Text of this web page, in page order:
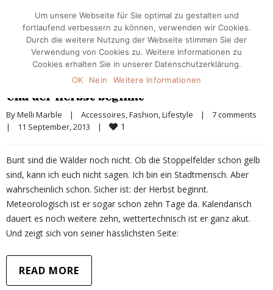
Und der Herbst beginnt
By Melli Marble | Accessoires, Fashion, Lifestyle |
7 comments
|
11 September, 2013 | 1
Bunt sind die Wälder noch nicht. Ob die Stoppelfelder schon gelb
sind, kann ich euch nicht sagen. Ich bin ein Stadtmensch. Aber
wahrscheinlich schon. Sicher ist: der Herbst beginnt.
Meteorologisch ist er sogar schon zehn Tage da. Kalendarisch
dauert es noch weitere zehn, wettertechnisch ist er ganz akut.
Und zeigt sich von seiner hässlichsten Seite:
READ MORE
Um unsere Webseite für Sie optimal zu gestalten und
fortlaufend verbessern zu können, verwenden wir Cookies.
Durch die weitere Nutzung der Webseite stimmen Sie der
Verwendung von Cookies zu. Weitere Informationen zu
Cookies erhalten Sie in unserer Datenschutzerklärung.
OK
Nein Weitere Informationen